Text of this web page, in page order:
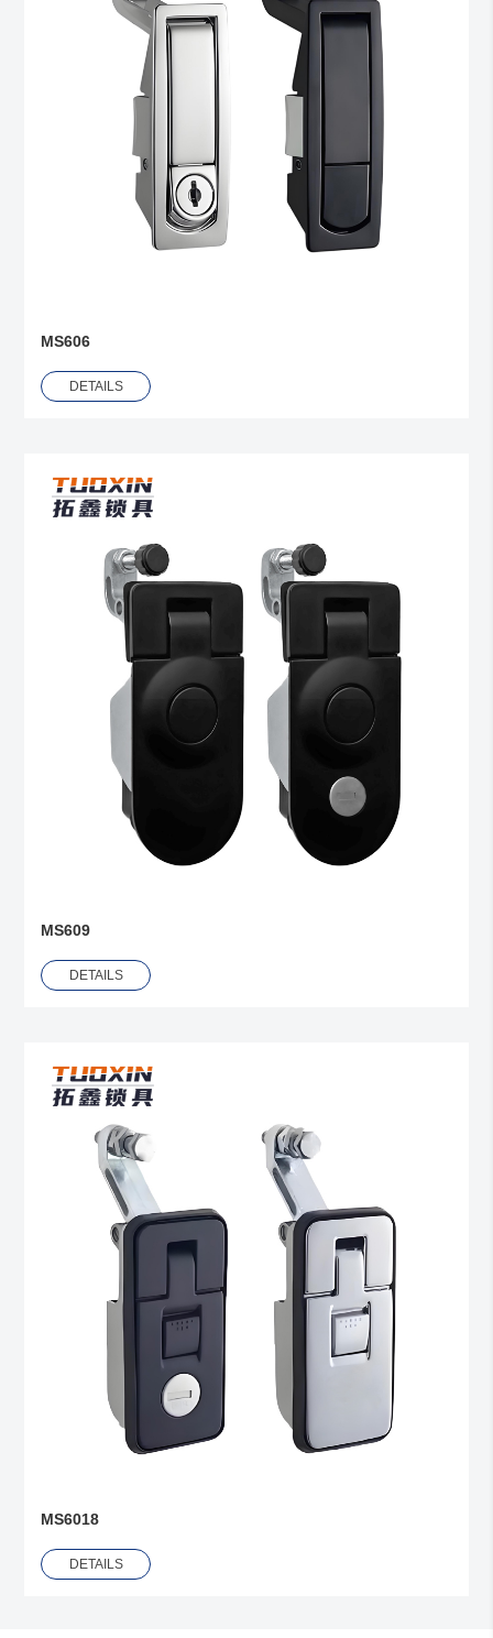
MS606
DETAILS
MS609
DETAILS
MS6018
DETAILS